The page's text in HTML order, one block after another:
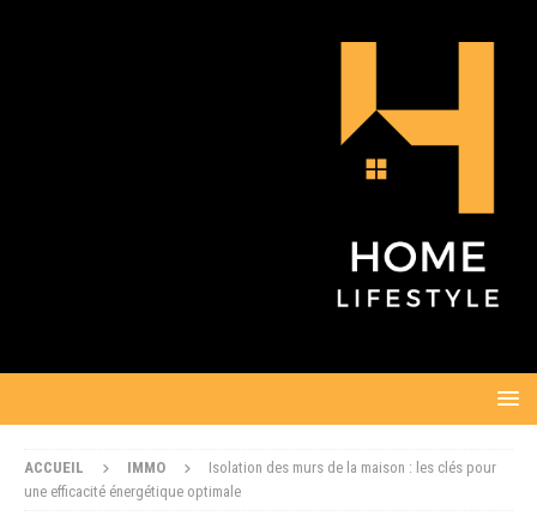
ACCUEIL IMMO
Isolation des murs de la maison : les clés pour
une efficacité énergétique optimale